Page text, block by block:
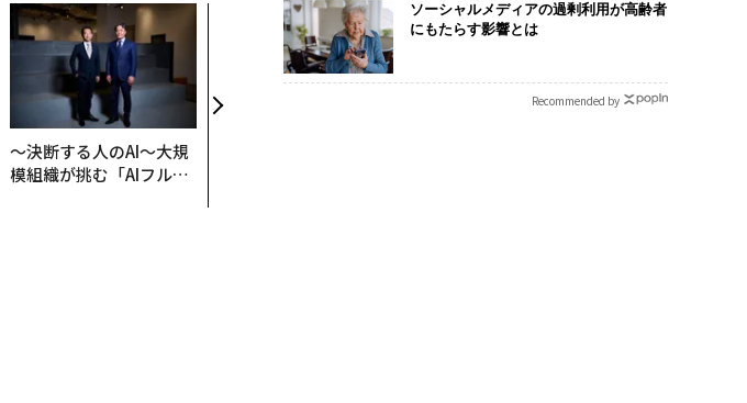
〜決断する人のAI〜大規
模組織が挑む「AIフル実
目先の転職ではなく「10
年後の価値」をつくる─
─アサインの長期伴走型
支援とは
パシフィックコンサルタ
え見つけた、防災一筋20
ソーシャルメディアの過剰利用が高齢者
にもたらす影響とは
Recommended by